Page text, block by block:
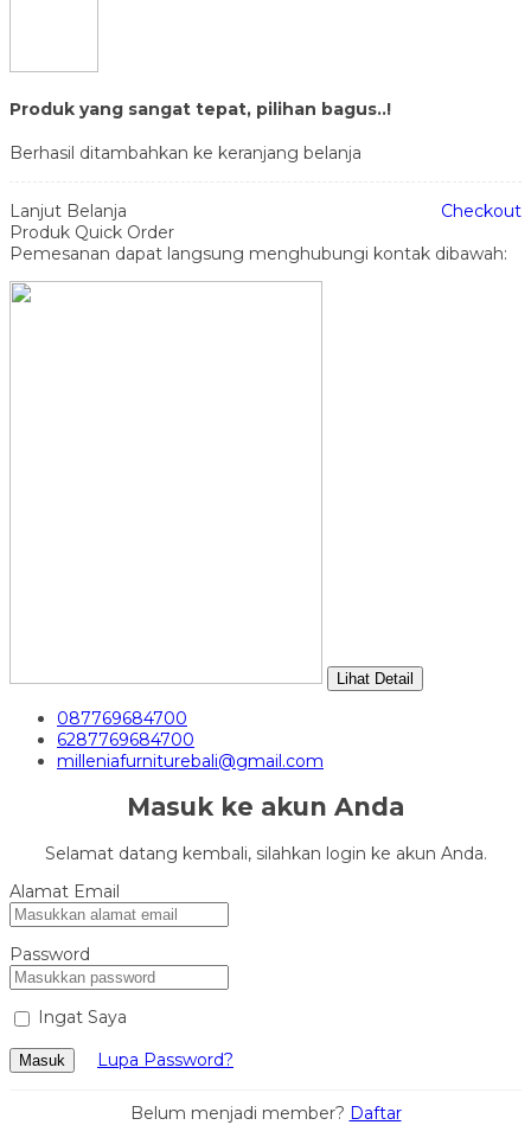
Produk yang sangat tepat, pilihan bagus..!
Berhasil ditambahkan ke keranjang belanja
Lanjut Belanja
Checkout
Produk Quick Order
Pemesanan dapat langsung menghubungi kontak dibawah:
Lihat Detail
087769684700
6287769684700
milleniafurniturebali@gmail.com
Masuk ke akun Anda
Selamat datang kembali, silahkan login ke akun Anda.
Alamat Email
Password
Ingat Saya
Masuk Lupa Password?
Belum menjadi member? Daftar